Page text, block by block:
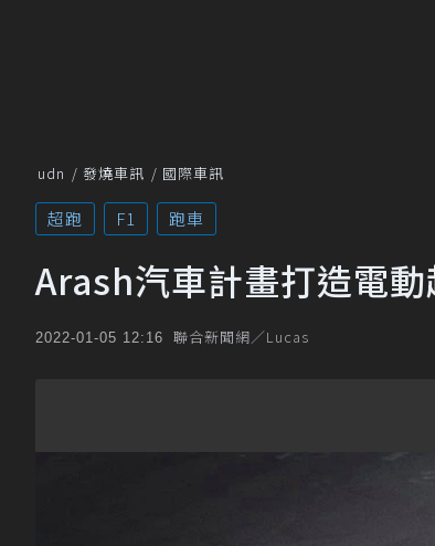
udn 發燒車訊 國際車訊
超跑 F1 跑車
Arash汽車計畫打造電
2022-01-05 12:16 聯合新聞網／Lucas